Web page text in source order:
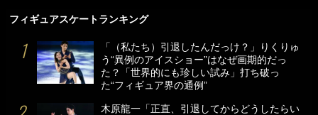
フィギュアスケートランキング
「（私たち）引退したんだっけ？」りくりゅ
う“異例のアイスショー”はなぜ画期的だっ
た？「世界的にも珍しい試み」打ち破っ
た“フィギュア界の通例”
木原龍一「正直、引退してからどうしたらい